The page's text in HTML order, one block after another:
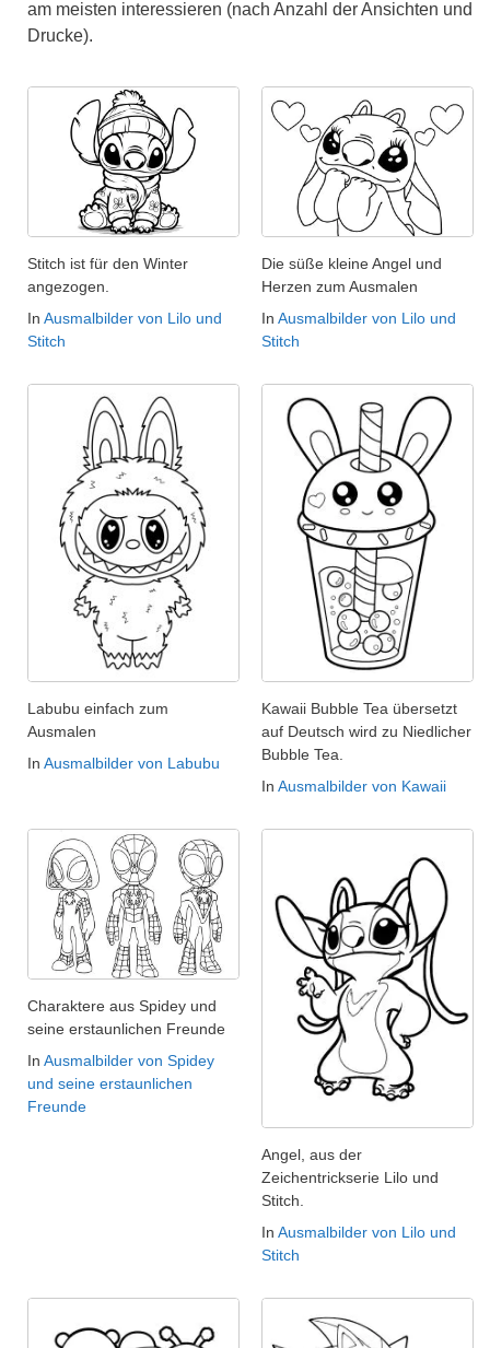
am meisten interessieren (nach Anzahl der Ansichten und
Drucke).
Stitch ist für den Winter
angezogen.
In Ausmalbilder von Lilo und
Stitch
Die süße kleine Angel und
Herzen zum Ausmalen
In Ausmalbilder von Lilo und
Stitch
Labubu einfach zum
Ausmalen
In Ausmalbilder von Labubu
Kawaii Bubble Tea übersetzt
auf Deutsch wird zu Niedlicher
Bubble Tea.
In Ausmalbilder von Kawaii
Charaktere aus Spidey und
seine erstaunlichen Freunde
In Ausmalbilder von Spidey
und seine erstaunlichen
Freunde
Angel, aus der
Zeichentrickserie Lilo und
Stitch.
In Ausmalbilder von Lilo und
Stitch